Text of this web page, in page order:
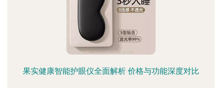
果实健康智能护眼仪全面解析 价格与功能深度对比